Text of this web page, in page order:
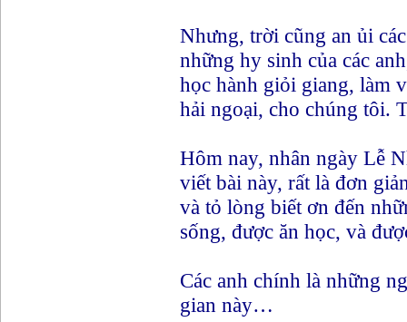
Nhưng, trời cũng an ủi
những hy sinh của các
học hành giỏi giang, làm
hải ngoại, cho chúng tôi.
Hôm nay, nhân ngày Lễ
viết bài này, rất là đơn
và tỏ lòng biết ơn đến
sống, được ăn học, và
Các anh chính là những
gian này…